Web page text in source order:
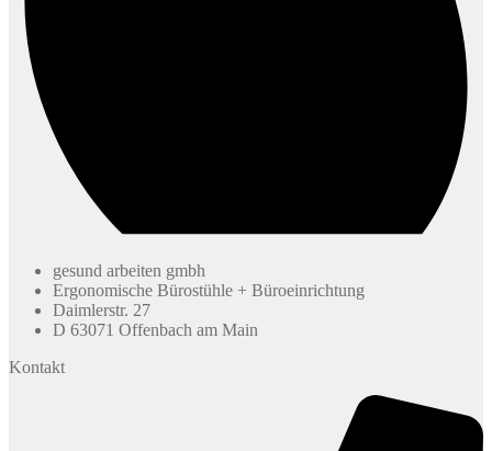
gesund arbeiten gmbh
Ergonomische Bürostühle + Büroeinrichtung
Daimlerstr. 27
D 63071 Offenbach am Main
Kontakt